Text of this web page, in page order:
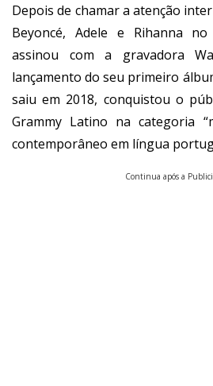
Depois de chamar a atenção
Beyoncé, Adele e Rihanna
assinou com a gravadora
lançamento do seu primeiro
saiu em 2018, conquistou o
Grammy Latino na categoria
contemporâneo em língua
Continua após a